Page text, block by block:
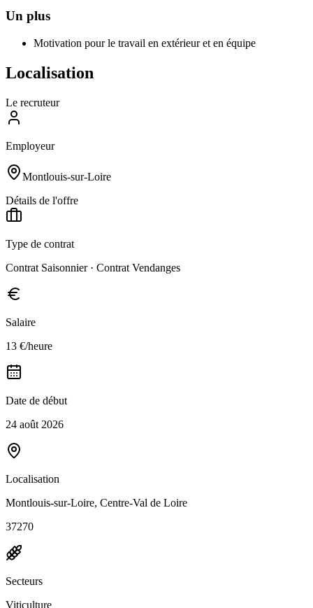
Un plus
Motivation pour le travail en extérieur et en équipe
Localisation
Le recruteur
Employeur
Montlouis-sur-Loire
Détails de l'offre
Type de contrat
Contrat Saisonnier · Contrat Vendanges
Salaire
13 €/heure
Date de début
24 août 2026
Localisation
Montlouis-sur-Loire, Centre-Val de Loire
37270
Secteurs
Viticulture